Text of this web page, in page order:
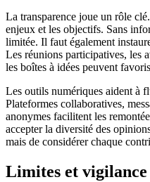
La transparence joue un rôle
enjeux et les objectifs. Sans
limitée. Il faut également
Les réunions participatives, les
les boîtes à idées peuvent
Les outils numériques aident à
Plateformes collaboratives,
anonymes facilitent les
accepter la diversité des
mais de considérer chaque
Limites et